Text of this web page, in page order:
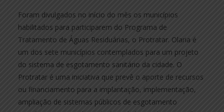
Foram divulgados no início do mês os municípios
habilitados para participarem do Programa de
Tratamento de Águas Residuárias, o Protratar. Olaria é
um dos sete municípios contemplados para um projeto
do sistema de esgotamento sanitário da cidade. O
Protratar é uma iniciativa que prevê o aporte de recursos
ou financiamento para a implantação, implementação,
ampliação de sistemas públicos de esgotamento